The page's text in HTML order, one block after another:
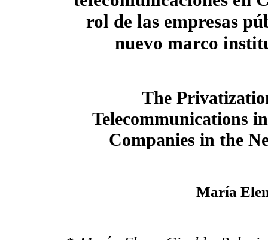
rol de las empresas
nuevo marco
The
Telecommunications
Companies in the
María